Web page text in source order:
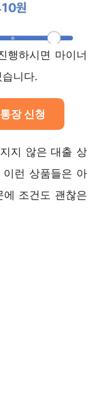
행하시면 마이너
니다.
장 신청
지 않은 대출 상
런 상품들은 아
조건도 괜찮은